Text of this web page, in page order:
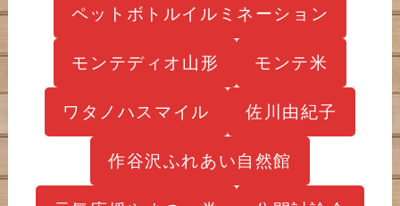
ペットボトルイルミネーション
モンテディオ山形 モンテ米
ワタノハスマイル 佐川由紀子
作谷沢ふれあい自然館